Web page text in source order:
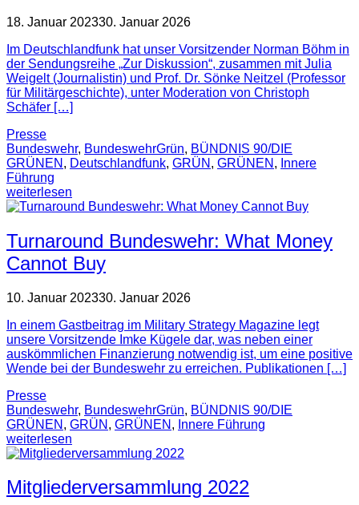
18. Januar 202330. Januar 2026
Im Deutschlandfunk hat unser Vorsitzender Norman Böhm in
der Sendungsreihe „Zur Diskussion“, zusammen mit Julia
Weigelt (Journalistin) und Prof. Dr. Sönke Neitzel (Professor
für Militärgeschichte), unter Moderation von Christoph
Schäfer […]
Presse
Bundeswehr, BundeswehrGrün, BÜNDNIS 90/DIE
GRÜNEN , Deutschlandfunk, GRÜN , GRÜNEN , Innere
Führung
weiterlesen
Turnaround Bundeswehr: What Money
Cannot Buy
10. Januar 202330. Januar 2026
In einem Gastbeitrag im Military Strategy Magazine legt
unsere Vorsitzende Imke Kügele dar, was neben einer
auskömmlichen Finanzierung notwendig ist, um eine positive
Wende bei der Bundeswehr zu erreichen. Publikationen […]
Presse
Bundeswehr, BundeswehrGrün, BÜNDNIS 90/DIE
GRÜNEN , GRÜN , GRÜNEN , Innere Führung
weiterlesen
Mitgliederversammlung 2022